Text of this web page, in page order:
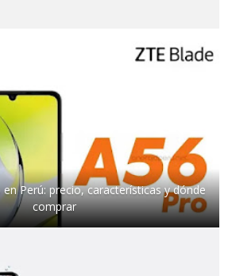
Perú: precio, características y dónde
comprar